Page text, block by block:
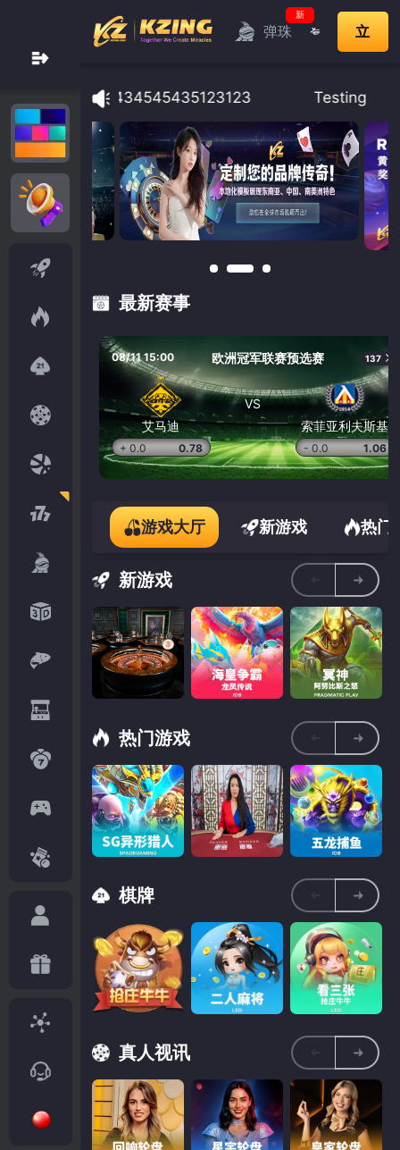
弹珠
新
登
录 立
加
入
公告 12123123434545435123123 Testing
最新赛事
08/11 15:00 欧洲冠军联赛预选赛 137
艾马迪
VS
索菲亚利夫斯基
+ 0.0 0.78 - 0.0 1.06
游戏大厅 新游戏 热门
新游戏
印度语轮盘
冥神阿努比斯之
热门游戏
百家乐B
棋牌
真人视讯